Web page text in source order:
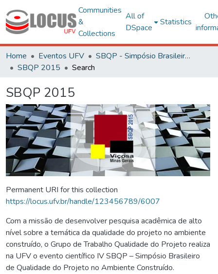
Communities
&
Collections
All of
DSpace
Statistics
Home Eventos UFV
SBQP - Simpósio Brasileiro de Qualidade do Projeto no Ambiente Construído
SBQP 2015
Search
SBQP 2015
Permanent URI for this collection
https://locus.ufv.br/handle/123456789/6007
Com a missão de desenvolver pesquisa acadêmica de alto
nível sobre a temática da qualidade do projeto no ambiente
construído, o Grupo de Trabalho Qualidade do Projeto realiza
na UFV o evento científico IV SBQP – Simpósio Brasileiro
de Qualidade do Projeto no Ambiente Construído.